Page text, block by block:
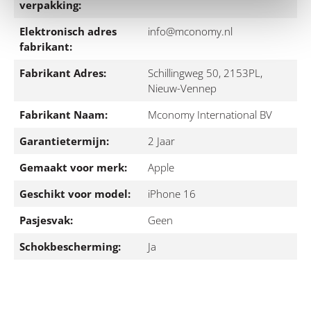
verpakking:
Elektronisch adres
fabrikant:
info@mconomy.nl
Fabrikant Adres:
Schillingweg 50, 2153PL,
Nieuw-Vennep
Fabrikant Naam:
Mconomy International BV
Garantietermijn:
2 Jaar
Gemaakt voor merk:
Apple
Geschikt voor model:
iPhone 16
Pasjesvak:
Geen
Schokbescherming:
Ja